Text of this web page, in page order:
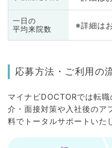
一日の
平均来院数
※詳細は
応募方法・ご利用の
マイナビDOCTORでは転
介・面接対策や入社後のア
料でトータルサポートいた